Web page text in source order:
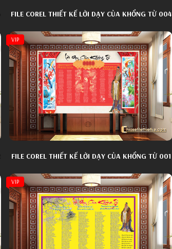
FILE COREL THIẾT KẾ LỜI DẠY CỦA KHỔNG TỬ 004
VIP
FILE COREL THIẾT KẾ LỜI DẠY CỦA KHỔNG TỬ 001
VIP